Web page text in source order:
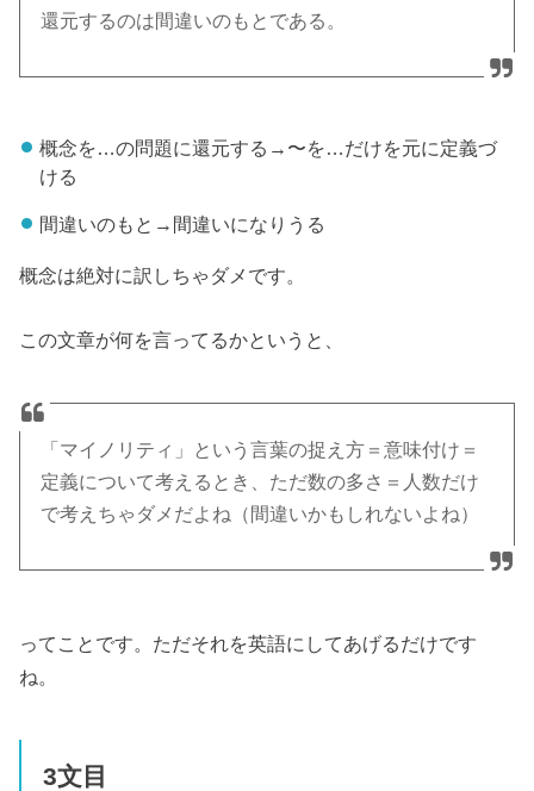
還元するのは間違いのもとである。
概念を…の問題に還元する→〜を…だけを元に定義づ
ける
間違いのもと→間違いになりうる
概念は絶対に訳しちゃダメです。
この文章が何を言ってるかというと、
「マイノリティ」という言葉の捉え方＝意味付け＝
定義について考えるとき、ただ数の多さ＝人数だけ
で考えちゃダメだよね（間違いかもしれないよね）
ってことです。ただそれを英語にしてあげるだけです
ね。
3文目